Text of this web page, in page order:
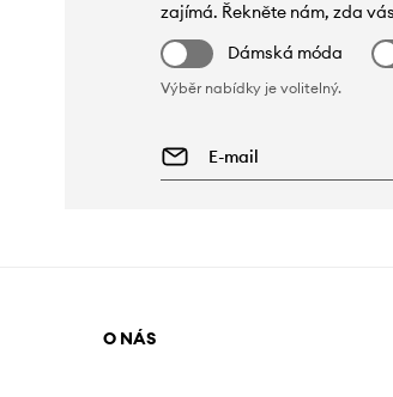
zajímá. Řekněte nám, zda
Dámská móda
Výběr nabídky je volitelný.
O NÁS